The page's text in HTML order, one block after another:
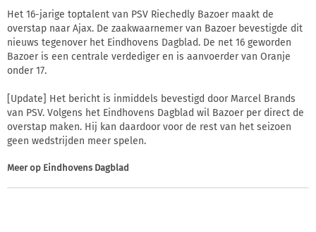
Het 16-jarige toptalent van PSV Riechedly Bazoer maakt de
overstap naar Ajax. De zaakwaarnemer van Bazoer bevestigde dit
nieuws tegenover het Eindhovens Dagblad. De net 16 geworden
Bazoer is een centrale verdediger en is aanvoerder van Oranje
onder 17.
[Update] Het bericht is inmiddels bevestigd door Marcel Brands
van PSV. Volgens het Eindhovens Dagblad wil Bazoer per direct de
overstap maken. Hij kan daardoor voor de rest van het seizoen
geen wedstrijden meer spelen.
Meer op Eindhovens Dagblad